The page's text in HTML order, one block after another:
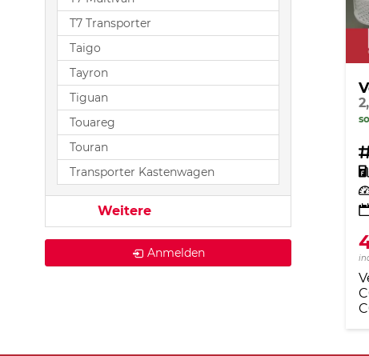
T7 Transporter
Taigo
Tayron
Tiguan
Touareg
Touran
Transporter Kastenwagen
Weitere
Anmelden